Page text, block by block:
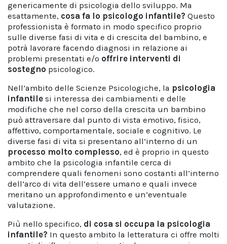
genericamente di psicologia dello sviluppo. Ma
esattamente, cosa fa lo psicologo infantile? Questo
professionista è formato in modo specifico proprio
sulle diverse fasi di vita e di crescita del bambino, e
potrà lavorare facendo diagnosi in relazione ai
problemi presentati e/o offrire interventi di
sostegno psicologico.
Nell’ambito delle Scienze Psicologiche, la psicologia
infantile si interessa dei cambiamenti e delle
modifiche che nel corso della crescita un bambino
può attraversare dal punto di vista emotivo, fisico,
affettivo, comportamentale, sociale e cognitivo. Le
diverse fasi di vita si presentano all’interno di un
processo molto complesso, ed è proprio in questo
ambito che la psicologia infantile cerca di
comprendere quali fenomeni sono costanti all’interno
dell’arco di vita dell’essere umano e quali invece
meritano un approfondimento e un’eventuale
valutazione.
Più nello specifico, di cosa si occupa la psicologia
infantile? In questo ambito la letteratura ci offre molti